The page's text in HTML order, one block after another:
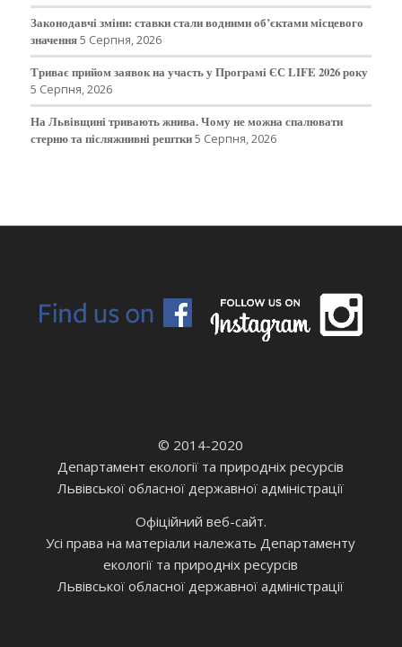
Законодавчі зміни: ставки стали водними об’єктами місцевого
значення5 Серпня, 2026
Триває прийом заявок на участь у Програмі ЄС LIFE 2026 року
5 Серпня, 2026
На Львівщині тривають жнива. Чому не можна спалювати
стерню та післяжнивні рештки5 Серпня, 2026
© 2014-2020
Департамент екології та природніх ресурсів
Львівської обласної державної адміністрації
Офіційний веб-сайт.
Усі права на матеріали належать Департаменту
екології та природніх ресурсів
Львівської обласної державної адміністрації